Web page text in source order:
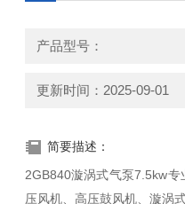
产品型号：
更新时间：2025-09-01
简要描述：
2GB840漩涡式气泵7.5kw
压风机、高压鼓风机、漩涡